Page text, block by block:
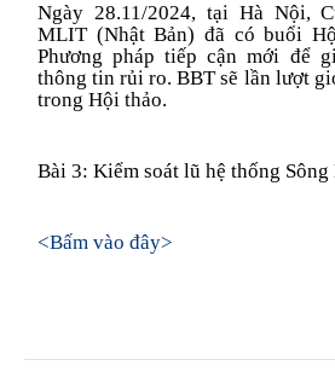
Ngày 28.11/2024, tại Hà Nội,
MLIT (Nhật Bản) đã có buổi
Phương pháp tiếp cận mới để
thông tin rủi ro. BBT sẽ lần lượt
trong Hội thảo.
Bài 3: Kiểm soát lũ hệ thống Sông
<Bấm vào đây>